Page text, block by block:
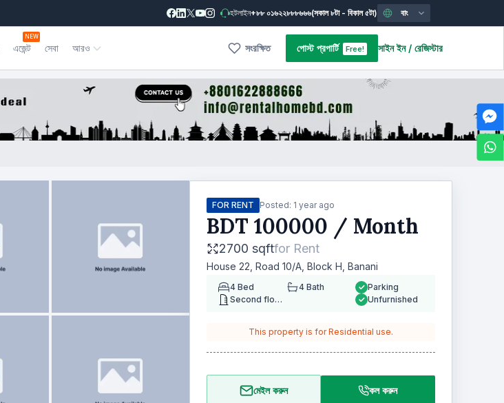
হটলাইন+৮৮ ০১৬২২৮৮৮৬৬৬(সকাল ৮টা - বিকাল ৫টা) বাং
এজেন্ট
NEW
সেবা আরও সংরক্ষিত পোস্ট প্রপার্টি Free! সাইন ইন / রেজিস্টার
FOR RENT Posted: 1 year ago
BDT 100000 / Month
2700 sqftfor Rent
House 22, Road 10/A, Block H, Banani
4 Bed 4 Bath
Second floor
Parking
Unfurnished
This property is for Residential use.
মেইল করুন কল করুন